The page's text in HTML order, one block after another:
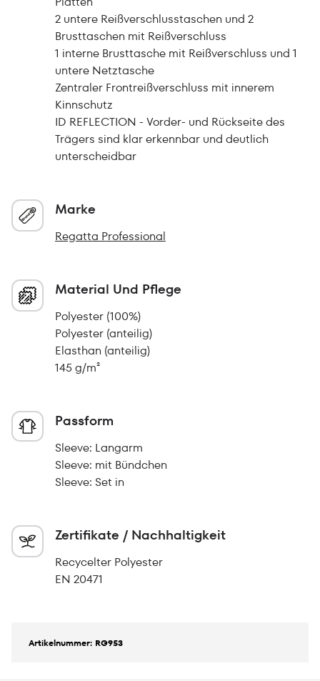
2 untere Reißverschlusstaschen und 2
Brusttaschen mit Reißverschluss
1 interne Brusttasche mit Reißverschluss und 1
untere Netztasche
Zentraler Frontreißverschluss mit innerem
Kinnschutz
ID REFLECTION - Vorder- und Rückseite des
Trägers sind klar erkennbar und deutlich
unterscheidbar
Marke
Regatta Professional
Material Und Pflege
Polyester (100%)
Polyester (anteilig)
Elasthan (anteilig)
145 g/m²
Passform
Sleeve: Langarm
Sleeve: mit Bündchen
Sleeve: Set in
Zertifikate / Nachhaltigkeit
Recycelter Polyester
EN 20471
Artikelnummer: RG953